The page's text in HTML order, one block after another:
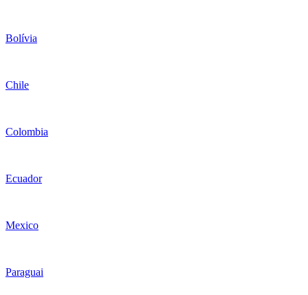
Bolívia
Chile
Colombia
Ecuador
Mexico
Paraguai